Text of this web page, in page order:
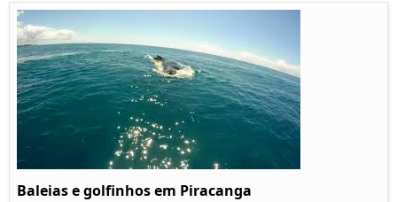
Baleias e golfinhos em Piracanga